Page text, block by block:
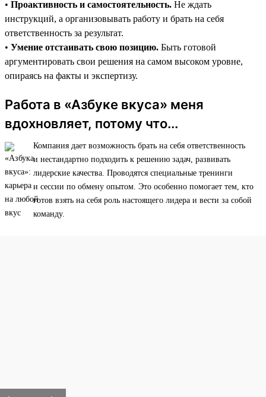
• Проактивность и самостоятельность. Не ждать
инструкций, а организовывать работу и брать на себя
ответственность за результат.
• Умение отстаивать свою позицию. Быть готовой
аргументировать свои решения на самом высоком уровне,
опираясь на факты и экспертизу.
Работа в «Азбуке вкуса» меня
вдохновляет, потому что...
Компания дает возможность брать на себя ответственность
и нестандартно подходить к решению задач, развивать
лидерские качества. Проводятся специальные тренинги
и сессии по обмену опытом. Это особенно помогает тем, кто
готов взять на себя роль настоящего лидера и вести за собой
команду.